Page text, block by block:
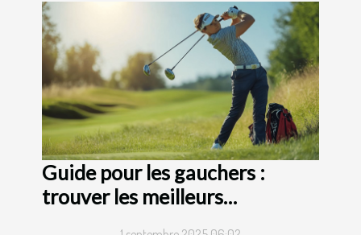
Guide pour les gauchers :
trouver les meilleurs